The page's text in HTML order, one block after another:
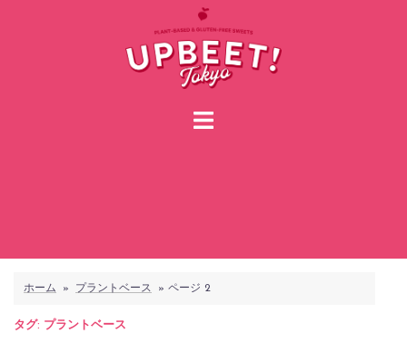
ホーム » プラントベース » ページ 2
タグ: プラントベース